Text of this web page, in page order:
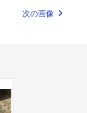
次の画像